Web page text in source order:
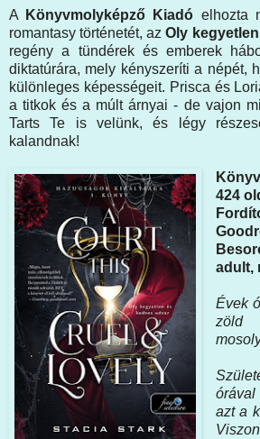
A Könyvmolyképző Kiadó elhozta
romantasy történetét, azOly
regény a tündérek és emberek
diktatúrára, mely kényszeríti a népét,
különleges képességeit. Prisca és
a titkok és a múlt árnyai - de vajon
Tarts Te is velünk, és légy
kalandnak!
424
adult,
Évek
zöld
azt a